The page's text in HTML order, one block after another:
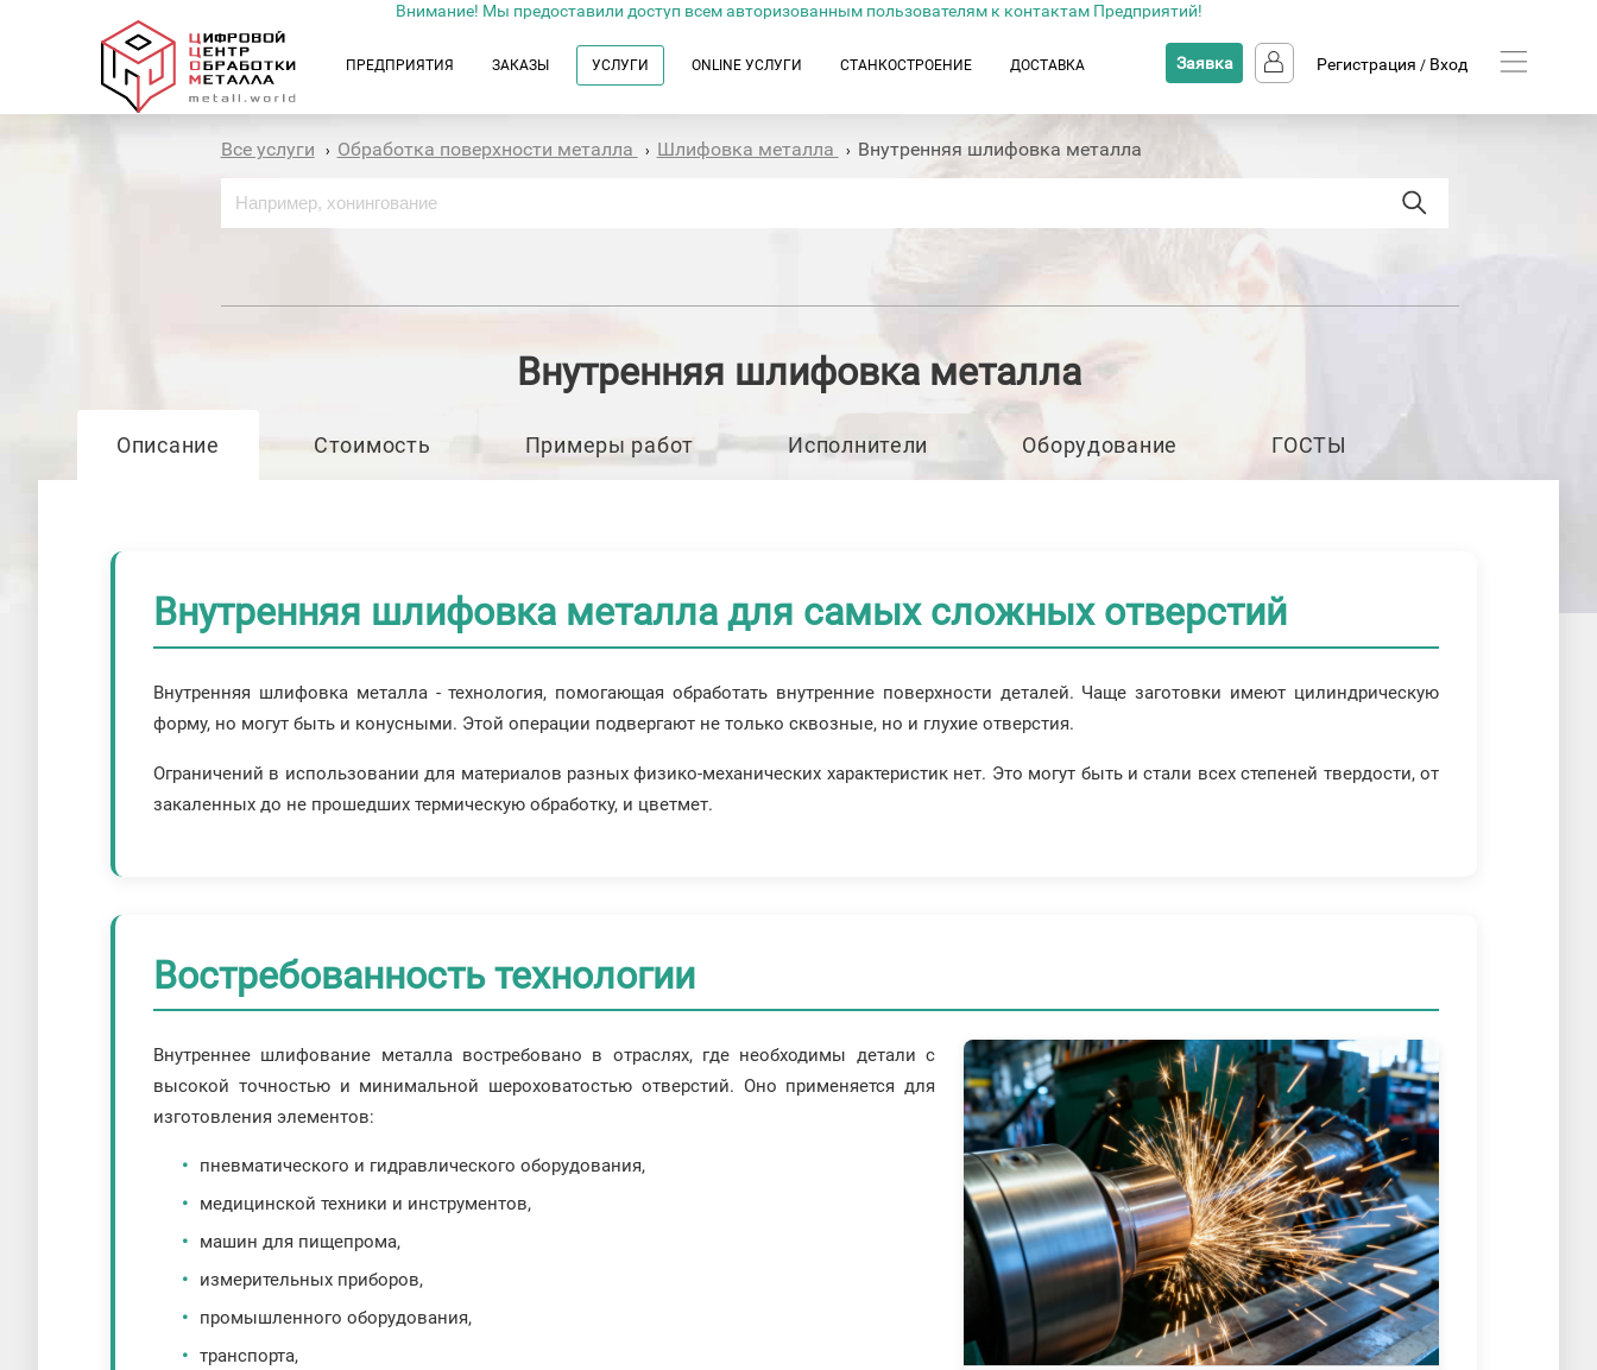
Внимание! Мы предоставили доступ всем авторизованным пользователям к контактам Предприятий!
ПРЕДПРИЯТИЯ ЗАКАЗЫ УСЛУГИ ONLINE УСЛУГИ СТАНКОСТРОЕНИЕ ДОСТАВКА Заявка Регистрация / Вход
Все услуги › Обработка поверхности металла › Шлифовка металла › Внутренняя шлифовка металла
Внутренняя шлифовка металла
Описание Стоимость Примеры работ Исполнители Оборудование ГОСТЫ
Внутренняя шлифовка металла для самых сложных отверстий
Внутренняя шлифовка металла - технология, помогающая обработать внутренние поверхности деталей. Чаще заготовки имеют цилиндрическую
форму, но могут быть и конусными. Этой операции подвергают не только сквозные, но и глухие отверстия.
Ограничений в использовании для материалов разных физико-механических характеристик нет. Это могут быть и стали всех степеней твердости, от
закаленных до не прошедших термическую обработку, и цветмет.
Востребованность технологии
Внутреннее шлифование металла востребовано в отраслях, где необходимы детали с
высокой точностью и минимальной шероховатостью отверстий. Оно применяется для
изготовления элементов:
пневматического и гидравлического оборудования,
медицинской техники и инструментов,
машин для пищепрома,
измерительных приборов,
промышленного оборудования,
транспорта,